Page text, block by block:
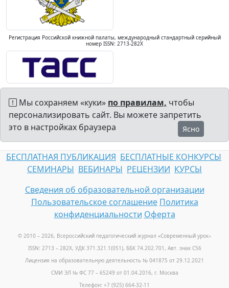
Регистрация Российской книжной палаты, международный стандартный серийный
номер ISSN: 2713-282X
Мы сохраняем «куки» по правилам, чтобы
персонализировать сайт. Вы можете запретить
это в настройках браузера
Ясно
БЕСПЛАТНАЯ ПУБЛИКАЦИЯ БЕСПЛАТНЫЕ КОНКУРСЫ
СЕМИНАРЫ ВЕБИНАРЫ РЕЦЕНЗИИ КУРСЫ
Сведения об образовательной организации
Пользовательское соглашение Политика
конфиденциальности Оферта
© 2010 – 2026, Всероссийский педагогический журнал «Современный урок»
ISSN: 2713 – 282X, УДК 371.321.1(051), ББК 74.202.701, Авт. знак С56
Лицензия на образовательную деятельность № 041875 от 29.12.2021
СМИ ЭЛ № ФС 77 – 65249 от 01.04.2016, г. Москва
Телефон: +7 (925) 664-32-11